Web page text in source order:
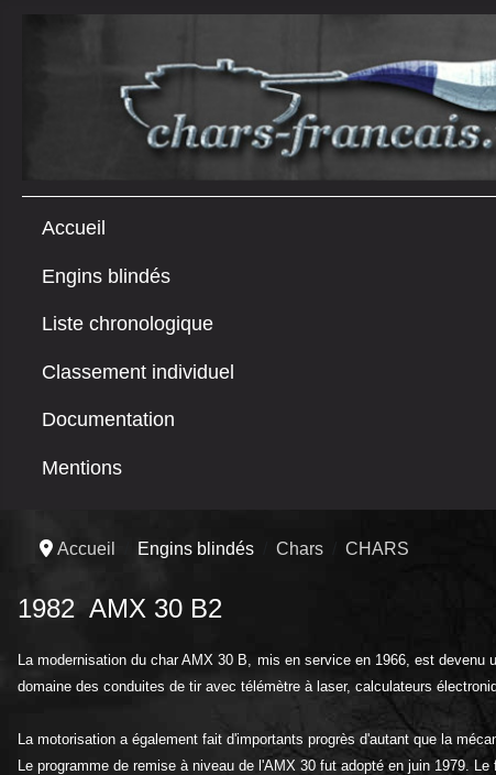
Accueil
Engins blindés
Liste chronologique
Classement individuel
Documentation
Mentions
Accueil Engins blindés Chars CHARS
1982 AMX 30 B2
La modernisation du char AMX 30 B, mis en service en 1966, est
domaine des conduites de tir avec télémètre à laser, calculateurs
La motorisation a également fait d'importants progrès d'autant que la
Le programme de remise à niveau de l'AMX 30 fut adopté en juin 1979.